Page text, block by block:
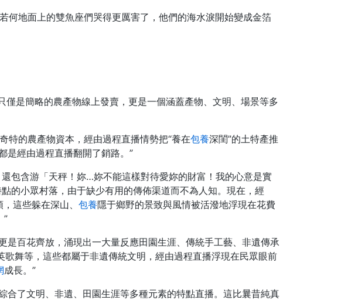
何地面上的雙魚座們哭得更厲害了，他們的海水淚開始變成金箔
僅是簡略的農產物線上發賣，更是一個涵蓋產物、文明、場景等多
特的農產物資本，經由過程直播情勢把“養在包養深閨”的土特產推
是經由過程直播翻開了銷路。”
包含游「天秤！妳…妳不能這樣對待愛妳的財富！我的心意是實
的小眾村落，由于缺少有用的傳佈渠道而不為人知。現在，經
這些躲在深山、 包養隱于鄉野的景致與風情被活潑地浮現在花費
”
百花齊放，涌現出一大量反應田園生涯、傳統手工藝、非遺傳承
歌舞等，這些都屬于非遺傳統文明，經由過程直播浮現在民眾眼前
成長。”
了文明、非遺、田園生涯等多種元素的特點直播。這比曩昔純真